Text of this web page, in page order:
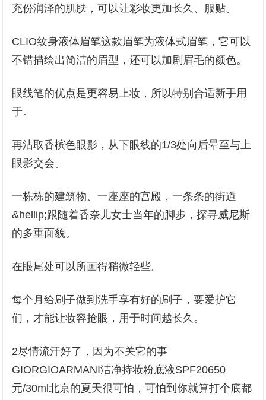
充份润泽的肌肤，可以让彩妆更加长久、服贴。
CLIO纹身液体眉笔这款眉笔为液体式眉笔，它可以
不错描绘出简洁的眉型，还可以加剧眉毛的颜色。
眼线笔的优点是更容易上妆，所以特别合适新手用
于。
再沾取香槟色眼影，从下眼线的1/3处向后晕至与上
眼影交会。
一栋栋的建筑物、一座座的宫殿，一条条的街道
&hellip;跟随着香奈儿女士当年的脚步，探寻威尼斯
的多重面貌。
在眼尾处可以所画得稍微轻些。
每个月给刷子做到洗手享有好的刷子，要爱护它
们，才能让妆容抢眼，用于时间越长久。
2尽情流汗好了，因为不关它的事
GIORGIOARMANI洁净持妆粉底液SPF20650
元/30ml北京的夏天很可怕，可怕到你就算打个底都